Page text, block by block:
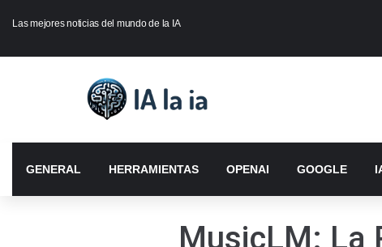
Las mejores noticias del mundo de la IA
GENERAL HERRAMIENTAS OPENAI GOOGLE
MusicLM: La